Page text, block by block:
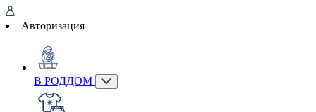
Авторизация
В РОДДОМ